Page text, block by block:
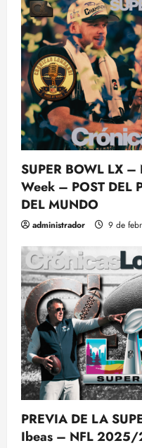
SUPER BOWL LX
Week – POST DEL
DEL MUNDO
administrador 9 de
PREVIA DE LA
Ibeas – NFL